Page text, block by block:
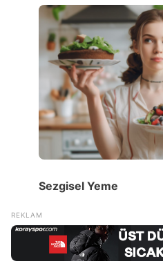
Sezgisel Yeme